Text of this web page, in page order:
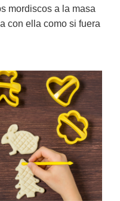
mordiscos a la masa
con ella como si fuera